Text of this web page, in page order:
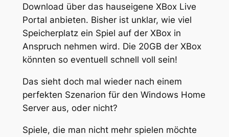
Download über das hauseigene XBox Live
Portal anbieten. Bisher ist unklar, wie viel
Speicherplatz ein Spiel auf der XBox in
Anspruch nehmen wird. Die 20GB der XBox
könnten so eventuell schnell voll sein!
Das sieht doch mal wieder nach einem
perfekten Szenarion für den Windows Home
Server aus, oder nicht?
Spiele, die man nicht mehr spielen möchte